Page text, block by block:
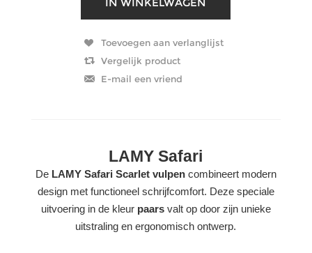
LAMY Safari
De LAMY Safari Scarlet vulpencombineert modern
design met functioneel schrijfcomfort. Deze speciale
uitvoering in de kleur paarsvalt op door zijn unieke
uitstraling en ergonomisch ontwerp.